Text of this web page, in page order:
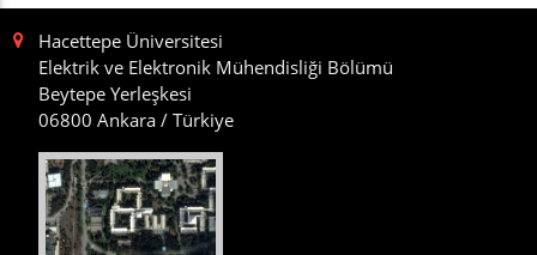
Hacettepe Üniversitesi
Elektrik ve Elektronik Mühendisliği Bölümü
Beytepe Yerleşkesi
06800 Ankara / Türkiye